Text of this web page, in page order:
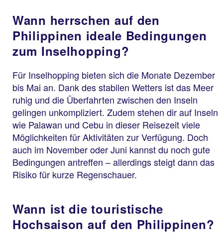
Wann herrschen auf den
Philippinen ideale Bedingungen
zum Inselhopping?
Für Inselhopping bieten sich die Monate Dezember
bis Mai an. Dank des stabilen Wetters ist das Meer
ruhig und die Überfahrten zwischen den Inseln
gelingen unkompliziert. Zudem stehen dir auf Inseln
wie Palawan und Cebu in dieser Reisezeit viele
Möglichkeiten für Aktivitäten zur Verfügung. Doch
auch im November oder Juni kannst du noch gute
Bedingungen antreffen – allerdings steigt dann das
Risiko für kurze Regenschauer.
Wann ist die touristische
Hochsaison auf den Philippinen?